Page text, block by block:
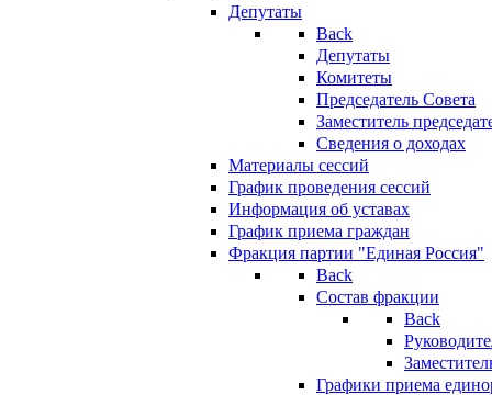
Депутаты
Back
Депутаты
Комитеты
Председатель Совета
Заместитель
Сведения о доходах
Материалы сессий
График проведения сессий
Информация об уставах
График приема граждан
Фракция партии "Единая Россия"
Back
Состав фракции
Back
Графики приема